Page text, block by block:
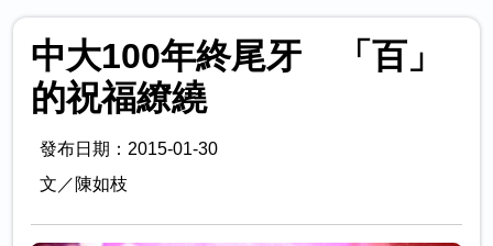
中大100年終尾牙 「百」
的祝福繚繞
發布日期：2015-01-30
文／陳如枝